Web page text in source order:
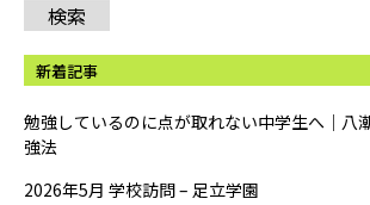
検索
新着記事
勉強しているのに点が取れない中学生へ｜八
強法
2026年5月 学校訪問 – 足立学園